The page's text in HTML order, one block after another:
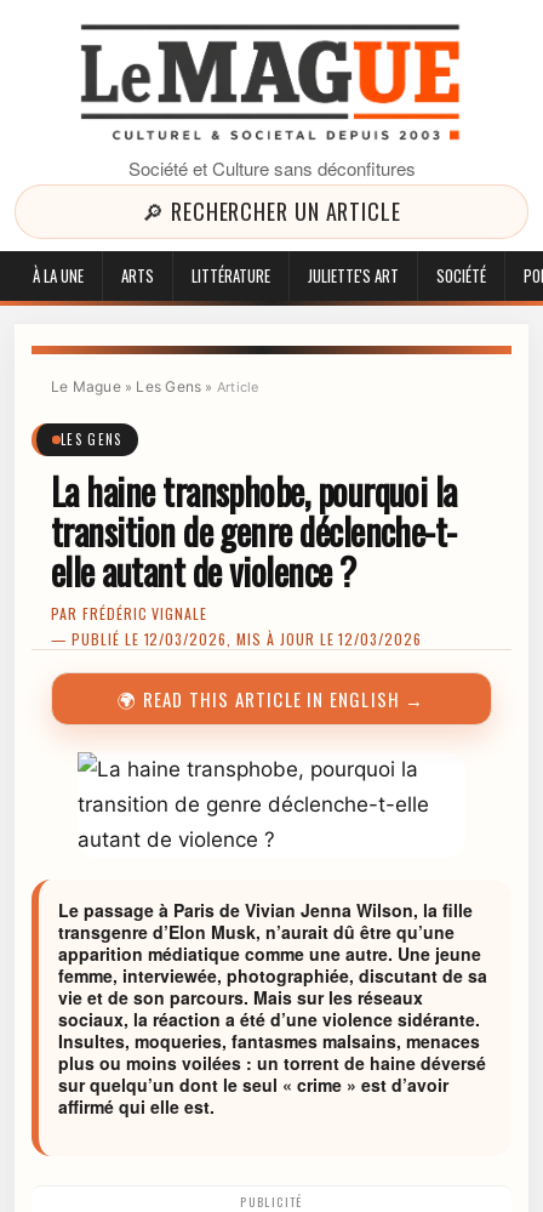
Société et Culture sans déconfitures
🔎 RECHERCHER UN ARTICLE
À LA UNE ARTS LITTÉRATURE JULIETTE'S ART SOCIÉTÉ
Le Mague» Les Gens » Article
LES GENS
La haine transphobe, pourquoi la
transition de genre déclenche-t-
elle autant de violence ?
PAR FRÉDÉRIC VIGNALE
— PUBLIÉ LE 12/03/2026, MIS À JOUR LE 12/03/2026
🌍 READ THIS ARTICLE IN ENGLISH →
Le passage à Paris de Vivian Jenna Wilson, la fille
transgenre d’Elon Musk, n’aurait dû être qu’une
apparition médiatique comme une autre. Une jeune
femme, interviewée, photographiée, discutant de sa
vie et de son parcours. Mais sur les réseaux
sociaux, la réaction a été d’une violence sidérante.
Insultes, moqueries, fantasmes malsains, menaces
plus ou moins voilées : un torrent de haine déversé
sur quelqu’un dont le seul « crime » est d’avoir
affirmé qui elle est.
PUBLICITÉ